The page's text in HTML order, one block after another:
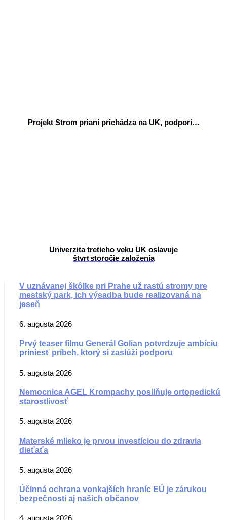
Projekt Strom prianí prichádza na UK, podporí…
Univerzita tretieho veku UK oslavuje
štvrťstoročie založenia
V uznávanej škôlke pri Prahe už rastú stromy pre
mestský park, ich výsadba bude realizovaná na
jeseň
6. augusta 2026
Prvý teaser filmu Generál Golian potvrdzuje ambíciu
priniesť príbeh, ktorý si zaslúži podporu
5. augusta 2026
Nemocnica AGEL Krompachy posilňuje ortopedickú
starostlivosť
5. augusta 2026
Materské mlieko je prvou investíciou do zdravia
dieťaťa
5. augusta 2026
Účinná ochrana vonkajších hraníc EÚ je zárukou
bezpečnosti aj našich občanov